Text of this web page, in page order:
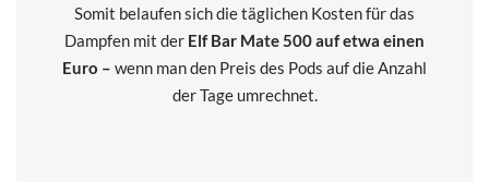
Somit belaufen sich die täglichen Kosten für das
Dampfen mit der Elf Bar Mate 500 auf etwa einen
Euro – wenn man den Preis des Pods auf die Anzahl
der Tage umrechnet.